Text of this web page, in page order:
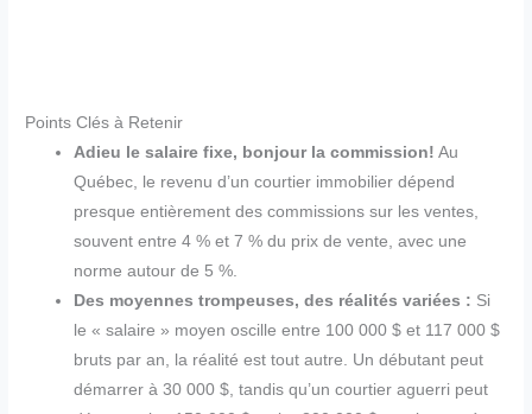
Points Clés à Retenir
Adieu le salaire fixe, bonjour la commission! Au
Québec, le revenu d’un courtier immobilier dépend
presque entièrement des commissions sur les ventes,
souvent entre 4 % et 7 % du prix de vente, avec une
norme autour de 5 %.
Des moyennes trompeuses, des réalités variées : Si
le « salaire » moyen oscille entre 100 000 $ et 117 000 $
bruts par an, la réalité est tout autre. Un débutant peut
démarrer à 30 000 $, tandis qu’un courtier aguerri peut